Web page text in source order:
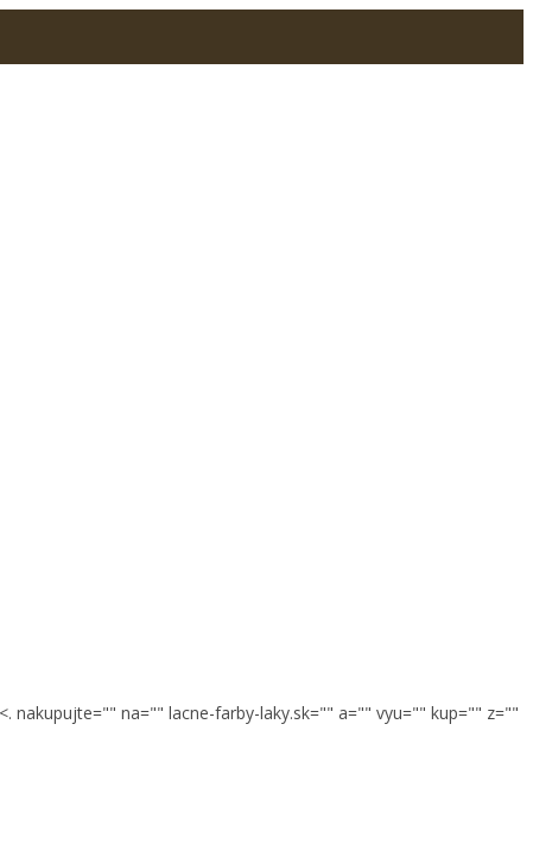
nakupujte="" na="" lacne-farby-laky.sk="" a="" vyu="" kup="" z=""